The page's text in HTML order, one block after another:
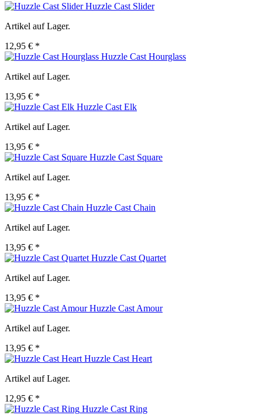
Huzzle Cast Slider
Artikel auf Lager.
12,95 € *
Huzzle Cast Hourglass
Artikel auf Lager.
13,95 € *
Huzzle Cast Elk
Artikel auf Lager.
13,95 € *
Huzzle Cast Square
Artikel auf Lager.
13,95 € *
Huzzle Cast Chain
Artikel auf Lager.
13,95 € *
Huzzle Cast Quartet
Artikel auf Lager.
13,95 € *
Huzzle Cast Amour
Artikel auf Lager.
13,95 € *
Huzzle Cast Heart
Artikel auf Lager.
12,95 € *
Huzzle Cast Ring